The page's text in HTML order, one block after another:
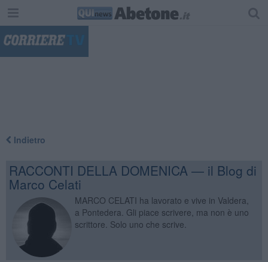
Indietro
RACCONTI DELLA DOMENICA — il Blog di
Marco Celati
MARCO CELATI ha lavorato e vive in Valdera,
a Pontedera. Gli piace scrivere, ma non è uno
scrittore. Solo uno che scrive.